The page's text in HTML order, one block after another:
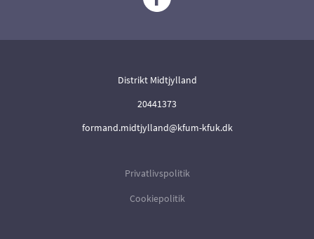
Distrikt Midtjylland
20441373
formand.midtjylland@kfum-kfuk.dk
Privatlivspolitik
Cookiepolitik